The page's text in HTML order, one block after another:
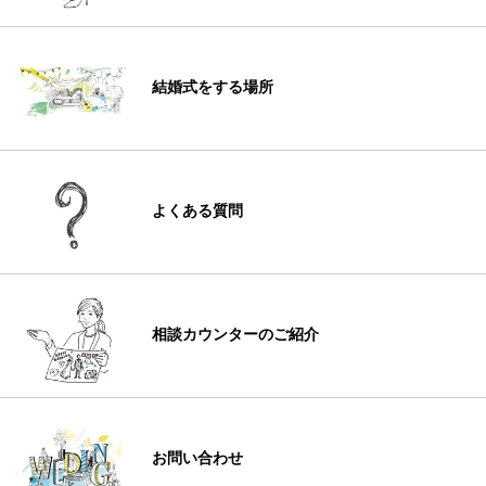
結婚式をする場所
よくある質問
相談カウンターのご紹介
お問い合わせ